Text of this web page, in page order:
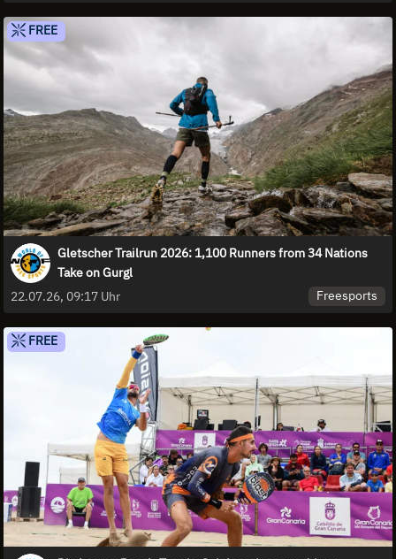
FREE
Gletscher Trailrun 2026: 1,100 Runners from 34 Nations
Take on Gurgl
22.07.26, 09:17 Uhr
Freesports
FREE